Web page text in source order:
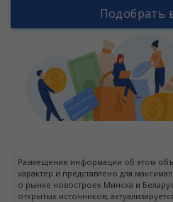
Подобрать
Размещение информации об этом
характер и представлено для
о рынке новостроек Минска и
открытых источников,